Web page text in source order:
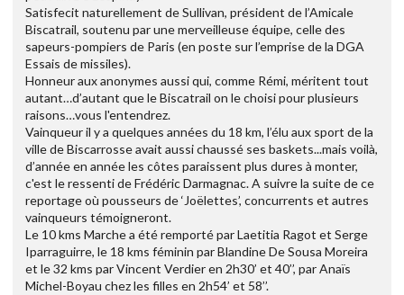
Satisfecit naturellement de Sullivan, président de l’Amicale
Biscatrail, soutenu par une merveilleuse équipe, celle des
sapeurs-pompiers de Paris (en poste sur l’emprise de la DGA
Essais de missiles).
Honneur aux anonymes aussi qui, comme Rémi, méritent tout
autant…d’autant que le Biscatrail on le choisi pour plusieurs
raisons…vous l'entendrez.
Vainqueur il y a quelques années du 18 km, l’élu aux sport de la
ville de Biscarrosse avait aussi chaussé ses baskets...mais voilà,
d’année en année les côtes paraissent plus dures à monter,
c'est le ressenti de Frédéric Darmagnac. A suivre la suite de ce
reportage où pousseurs de ‘Joëlettes’, concurrents et autres
vainqueurs témoigneront.
Le 10 kms Marche a été remporté par Laetitia Ragot et Serge
Iparraguirre, le 18 kms féminin par Blandine De Sousa Moreira
et le 32 kms par Vincent Verdier en 2h30’ et 40’’, par Anaïs
Michel-Boyau chez les filles en 2h54’ et 58’’.